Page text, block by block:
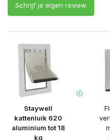
Schrijf je eigen review
Staywell
kattenluik 620
aluminium tot 18
kg